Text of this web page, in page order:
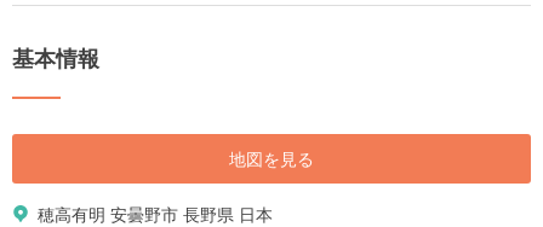
基本情報
地図を見る
穂高有明 安曇野市 長野県 日本